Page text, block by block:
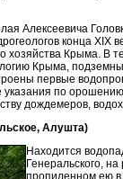
Алексеевича
конца XIX
хозяйства Крыма. В
Крыма,
первые
указания по
дождемеров,
Алушта)
Находится
Генеральского,
пропиленном ею в